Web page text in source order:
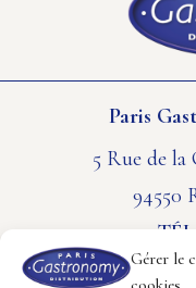
Gérer le
Paris
5 Rue de
94550